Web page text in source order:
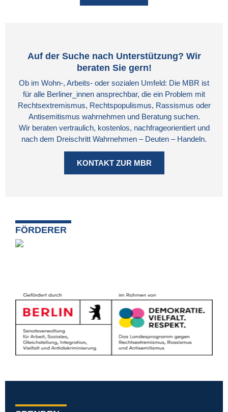
Auf der Suche nach Unterstützung? Wir
beraten Sie gern!
Ob im Wohn-, Arbeits- oder sozialen Umfeld: Die MBR ist
für alle Berliner_innen ansprechbar, die ein Problem mit
Rechtsextremismus, Rechtspopulismus, Rassismus oder
Antisemitismus wahrnehmen und Beratung suchen.
Wir beraten vertraulich, kostenlos, nachfrageorientiert und
nach dem Dreischritt Wahrnehmen – Deuten – Handeln.
KONTAKT ZUR MBR
FÖRDERER